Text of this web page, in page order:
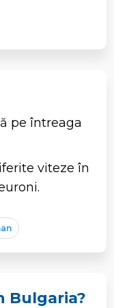
pe întreaga
viteze în
Bulgaria?